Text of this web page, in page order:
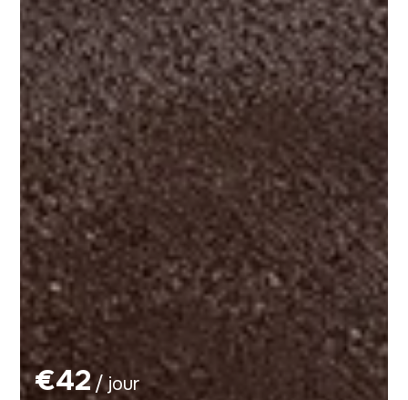
€42/ jour